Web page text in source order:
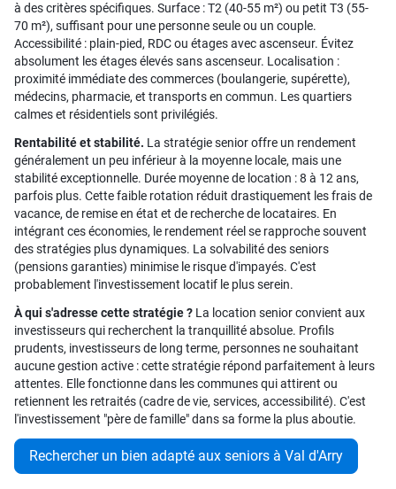
à des critères spécifiques. Surface : T2 (40-55 m²) ou petit T3 (55-
70 m²), suffisant pour une personne seule ou un couple.
Accessibilité : plain-pied, RDC ou étages avec ascenseur. Évitez
absolument les étages élevés sans ascenseur. Localisation :
proximité immédiate des commerces (boulangerie, supérette),
médecins, pharmacie, et transports en commun. Les quartiers
calmes et résidentiels sont privilégiés.
Rentabilité et stabilité. La stratégie senior offre un rendement
généralement un peu inférieur à la moyenne locale, mais une
stabilité exceptionnelle. Durée moyenne de location : 8 à 12 ans,
parfois plus. Cette faible rotation réduit drastiquement les frais de
vacance, de remise en état et de recherche de locataires. En
intégrant ces économies, le rendement réel se rapproche souvent
des stratégies plus dynamiques. La solvabilité des seniors
(pensions garanties) minimise le risque d'impayés. C'est
probablement l'investissement locatif le plus serein.
À qui s'adresse cette stratégie ? La location senior convient aux
investisseurs qui recherchent la tranquillité absolue. Profils
prudents, investisseurs de long terme, personnes ne souhaitant
aucune gestion active : cette stratégie répond parfaitement à leurs
attentes. Elle fonctionne dans les communes qui attirent ou
retiennent les retraités (cadre de vie, services, accessibilité). C'est
l'investissement "père de famille" dans sa forme la plus aboutie.
Rechercher un bien adapté aux seniors à Val d'Arry